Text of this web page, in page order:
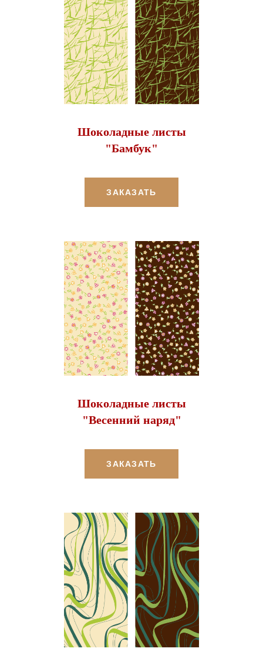
Шоколадные листы
"Бамбук"
ЗАКАЗАТЬ
Шоколадные листы
"Весенний наряд"
ЗАКАЗАТЬ